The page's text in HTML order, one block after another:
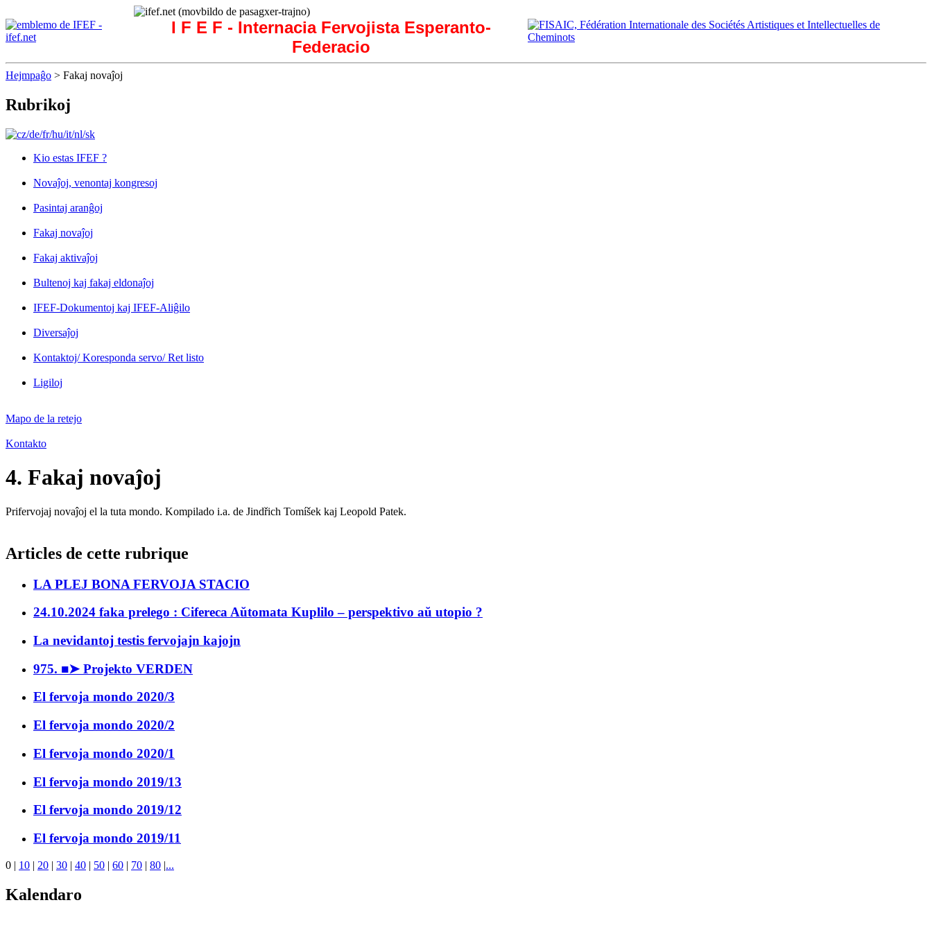
I F E F - Internacia Fervojista Esperanto-
Federacio
Hejmpaĝo > Fakaj novaĵoj
Rubrikoj
Kio estas IFEF ?
Novaĵoj, venontaj kongresoj
Pasintaj aranĝoj
Fakaj novaĵoj
Fakaj aktivaĵoj
Bultenoj kaj fakaj eldonaĵoj
IFEF-Dokumentoj kaj IFEF-Aliĝilo
Diversaĵoj
Kontaktoj/ Koresponda servo/ Ret listo
Ligiloj
Mapo de la retejo
Kontakto
4. Fakaj novaĵoj
Prifervojaj novaĵoj el la tuta mondo. Kompilado i.a. de Jindřich Tomíšek kaj Leopold Patek.
Articles de cette rubrique
LA PLEJ BONA FERVOJA STACIO
24.10.2024 faka prelego : Cifereca Aŭtomata Kuplilo – perspektivo aŭ utopio ?
La nevidantoj testis fervojajn kajojn
975. ■➤ Projekto VERDEN
El fervoja mondo 2020/3
El fervoja mondo 2020/2
El fervoja mondo 2020/1
El fervoja mondo 2019/13
El fervoja mondo 2019/12
El fervoja mondo 2019/11
0 | 10 | 20 | 30 | 40 | 50 | 60 | 70 | 80 |...
Kalendaro